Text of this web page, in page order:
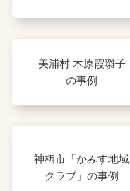
美浦村 木原霞囃子
の事例
神栖市「かみす地域
クラブ」の事例